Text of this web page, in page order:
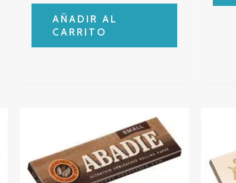
AÑADIR AL
CARRITO